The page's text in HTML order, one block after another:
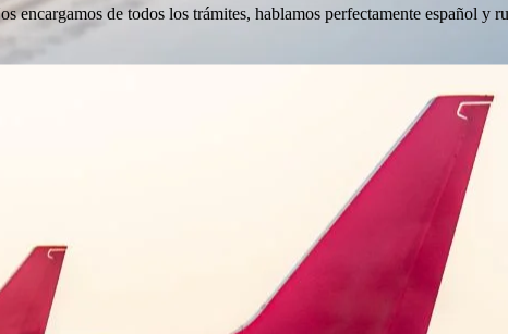
encargamos de todos los trámites, hablamos perfectamente español y